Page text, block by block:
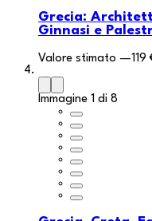
Grecia:
Ginnasi e
Valore stimato —119
Immagine 1 di 8